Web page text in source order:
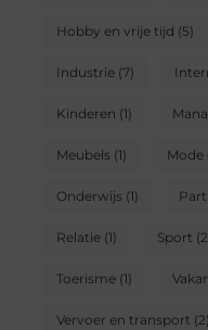
Hobby en vrije tijd (5)
Industrie(7)
Kinderen (1)
Meubels(1) Mode
Onderwijs(1)
Relatie(1) Sport
Toerisme(1)
Vervoer en transport (2)